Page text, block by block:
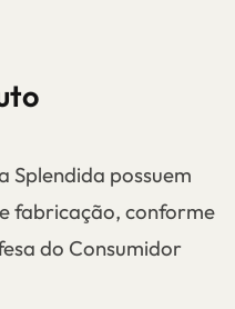
Splendida possuem
fabricação, conforme
do Consumidor